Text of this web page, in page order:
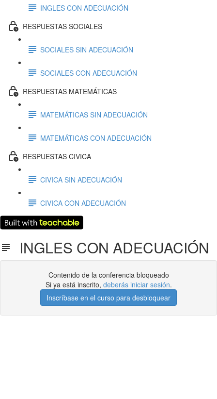
INGLES CON ADECUACIÓN
RESPUESTAS SOCIALES
SOCIALES SIN ADECUACIÓN
SOCIALES CON ADECUACIÓN
RESPUESTAS MATEMÁTICAS
MATEMÁTICAS SIN ADECUACIÓN
MATEMÁTICAS CON ADECUACIÓN
RESPUESTAS CIVICA
CIVICA SIN ADECUACIÓN
CIVICA CON ADECUACIÓN
INGLES CON ADECUACIÓN
Contenido de la conferencia bloqueado
Si ya está inscrito, deberás iniciar sesión.
Inscríbase en el curso para desbloquear